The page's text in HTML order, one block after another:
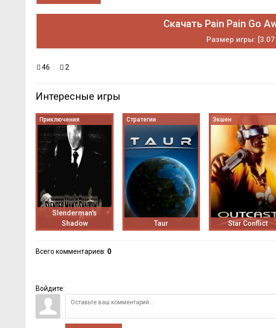
Скачать Pain Pain Go
Размер игры: [3.07
46 2
Интересные игры
Приключения
Slenderman's
Shadow
Стратегии
Taur
Экшен
Star Conflict
Всего комментариев: 0
Войдите: